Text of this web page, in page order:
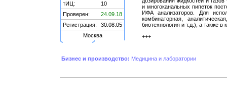
тИЦ:
10
Проверен:
24.09.18
Регистрация:
30.08.05
Москва
и многоканальных пипеток
ИФА анализаторов. Для
комбинаторная,
биотехнология и т.д.), а также в
+++
Бизнес и производство: Медицина и лаборатории